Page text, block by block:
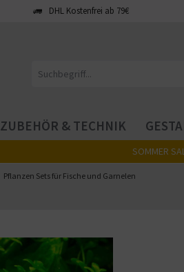
DHL Kostenfrei ab 79€
ZUBEHÖR & TECHNIK
SOMMER
Pflanzen Sets für Fische und Garnelen